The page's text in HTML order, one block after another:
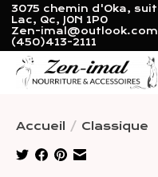
3075 chemin d'Oka,
Lac, Qc, J0N 1P0
Zen-imal@outlook.com
(450)413-2111
Accueil / Classique